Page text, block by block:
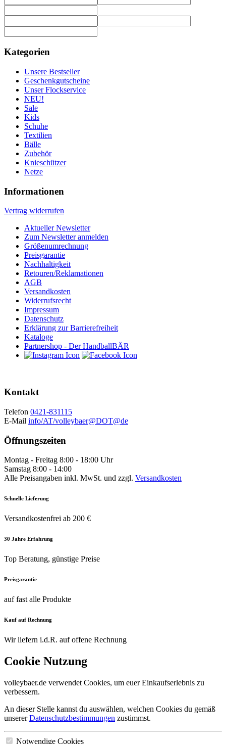
Kategorien
Unsere Bestseller
Geschenkgutscheine
Unser Flockservice
NEU!
Sale
Kids
Schuhe
Textilien
Bälle
Zubehör
Knieschützer
Netze
Informationen
Vertrag widerrufen
Aktueller Newsletter
Zum Newsletter anmelden
Größenumrechnung
Preisgarantie
Nachhaltigkeit
Retouren/Reklamationen
AGB
Versandkosten
Widerrufsrecht
Impressum
Datenschutz
Erklärung zur Barrierefreiheit
Kataloge
Partnershop - Der HandballBÄR
Kontakt
Telefon 0421-831115
E-Mail info/AT/volleybaer@DOT@de
Öffnungszeiten
Montag - Freitag 8:00 - 18:00 Uhr
Samstag 8:00 - 14:00
Alle Preisangaben inkl. MwSt. und zzgl. Versandkosten
Schnelle Lieferung
Versandkostenfrei ab 200 €
30 Jahre Erfahrung
Top Beratung, günstige Preise
Preisgarantie
auf fast alle Produkte
Kauf auf Rechnung
Wir liefern i.d.R. auf offene Rechnung
Cookie Nutzung
volleybaer.de verwendet Cookies, um euer Einkaufserlebnis zu
verbessern.
An dieser Stelle kannst du auswählen, welchen Cookies du gemäß
unsererDatenschutzbestimmungen zustimmst.
Notwendige Cookies